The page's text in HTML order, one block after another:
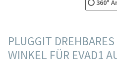
360°
PLUGGIT
WINKEL FÜR EVAD1